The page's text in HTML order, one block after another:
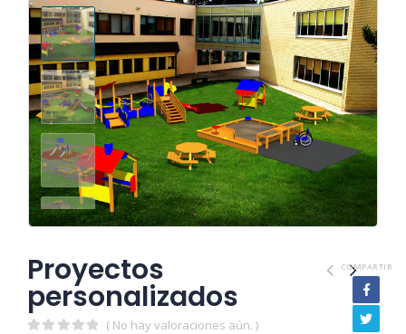
Proyectos
personalizados
( No hay valoraciones aún. )
COMPARTIR